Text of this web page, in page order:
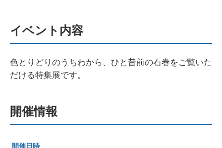
イベント内容
色とりどりのうちわから、ひと昔前の石巻をご覧いた
だける特集展です。
開催情報
開催日時